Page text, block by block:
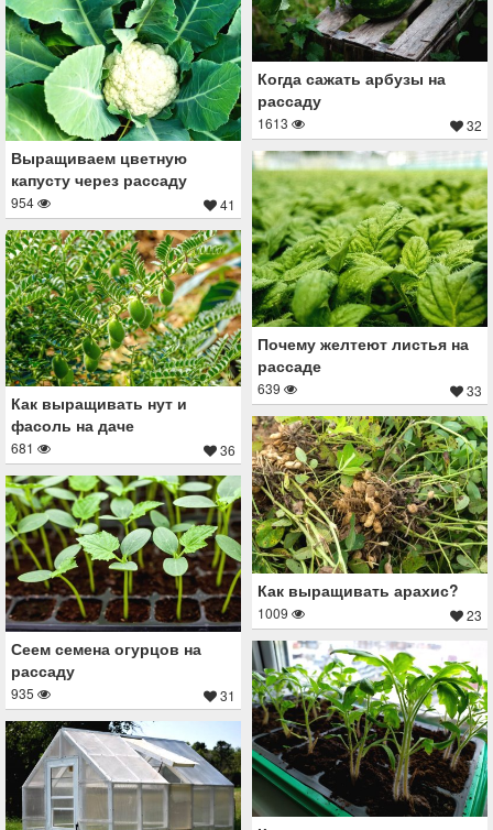
Когда сажать арбузы на
рассаду
1613 32
Выращиваем цветную
капусту через рассаду
954 41
Почему желтеют листья на
рассаде
639 33
Как выращивать нут и
фасоль на даче
681 36
Как выращивать арахис?
1009 23
Сеем семена огурцов на
рассаду
935 31